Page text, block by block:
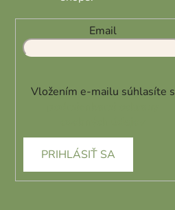
Email
Vložením e-mailu súhlasíte s
PRIHLÁSIŤ SA